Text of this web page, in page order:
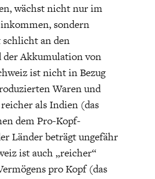
INFOGRAFIK
USA
wächst nicht nur im
sondern
an den
der Akkumulation von
ist nicht in Bezug
Waren und
als Indien (das
dem Pro-Kopf-
Länder beträgt ungefähr
ist auch „reicher“
pro Kopf (das